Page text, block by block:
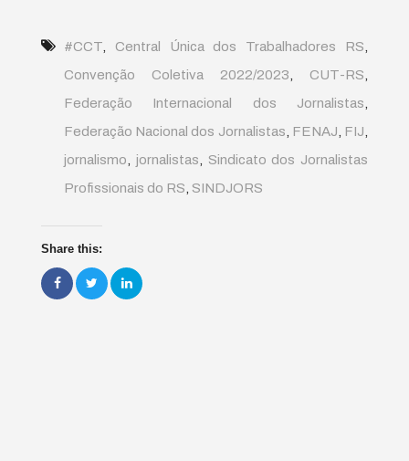
#CCT Central Única dos Trabalhadores RS
Convenção Coletiva 2022/2023
CUT-RS
Federação Internacional dos Jornalistas
Federação Nacional dos Jornalistas FENAJ FIJ
jornalismo
jornalistas
Sindicato dos Jornalistas
Profissionais do RS SINDJORS
Share this: